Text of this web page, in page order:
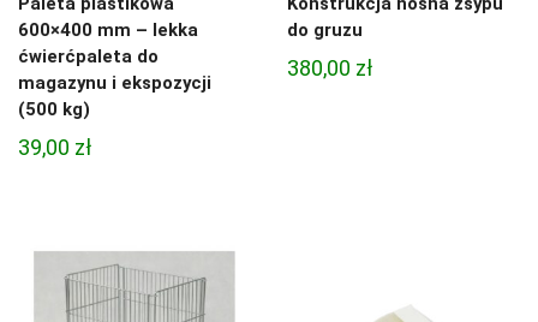
600×400 mm – lekka
ćwierćpaleta do
magazynu i ekspozycji
(500 kg)
39,00 zł
do gruzu
380,00 zł